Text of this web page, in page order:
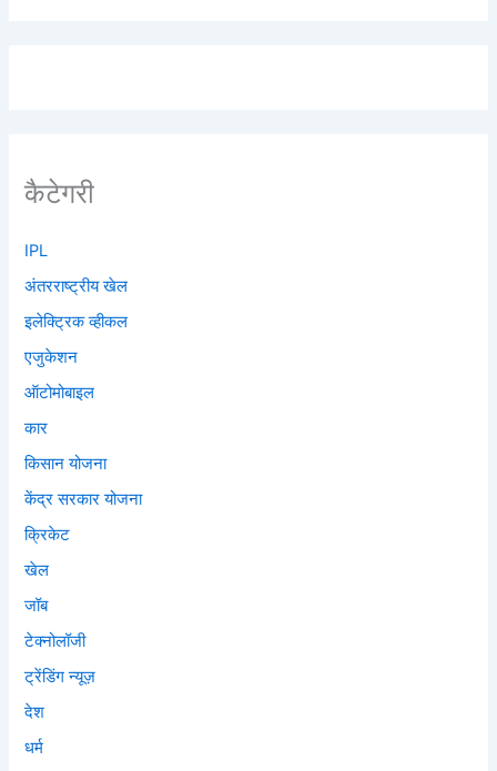
कैटेगरी
IPL
अंतरराष्ट्रीय खेल
इलेक्ट्रिक व्हीकल
एजुकेशन
ऑटोमोबाइल
कार
किसान योजना
केंद्र सरकार योजना
क्रिकेट
खेल
जॉब
टेक्नोलॉजी
ट्रेंडिंग न्यूज़
देश
धर्म